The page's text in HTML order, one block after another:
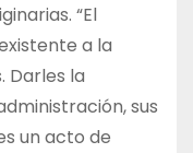
“El
a la
Darles la
sus
un acto de